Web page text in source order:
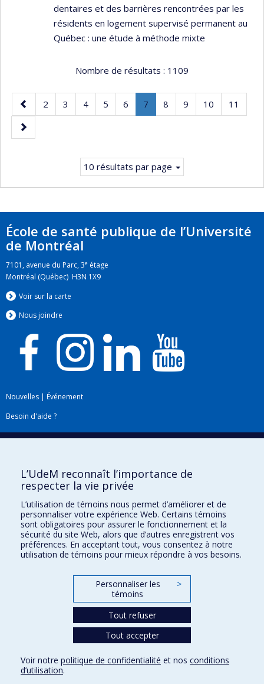
dentaires et des barrières rencontrées par les
résidents en logement supervisé permanent au
Québec : une étude à méthode mixte
Nombre de résultats : 1109
Page
précédente
Page
2 Page
3 Page
4 Page
5 Page
6 Page
7
Page
Page
8 Page
9 Page
10 Page
11
Page
suivante
10 résultats par page
École de santé publique de l’Université
de Montréal
7101, avenue du Parc, 3e étage
Montréal (Québec) H3N 1X9
Voir sur la carte
Nous joindre
Nouvelles | Événement
Besoin d'aide ?
Plan du site|Accessibilité
Téléchargez les logos de l'ESPUM
Paramètres des témoins
L’UdeM reconnaît l’importance de
respecter la vie privée
L’utilisation de témoins nous permet d’améliorer et de
personnaliser votre expérience Web. Certains témoins
sont obligatoires pour assurer le fonctionnement et la
sécurité du site Web, alors que d’autres enregistrent vos
préférences. En acceptant tout, vous consentez à notre
utilisation de témoins pour mieux répondre à vos besoins.
Personnaliser les
témoins
>
Tout refuser
Tout accepter
Voir notre politique de confidentialité et nos conditions
d’utilisation.